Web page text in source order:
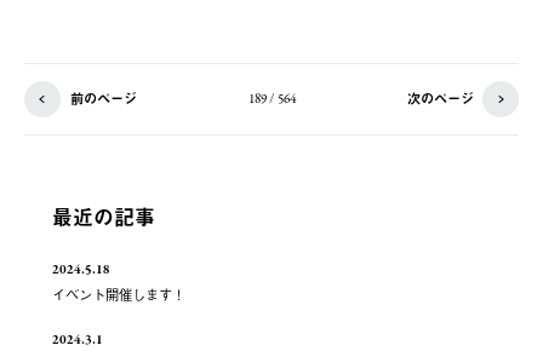
前のページ 189 / 564 次のページ
最近の記事
2024.5.18
イベント開催します！
2024.3.1